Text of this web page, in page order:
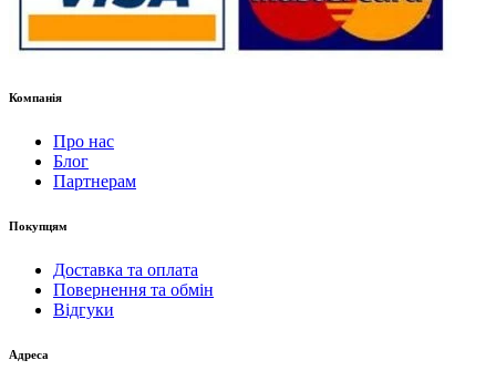
Компанія
Про нас
Блог
Партнерам
Покупцям
Доставка та оплата
Повернення та обмін
Відгуки
Адреса